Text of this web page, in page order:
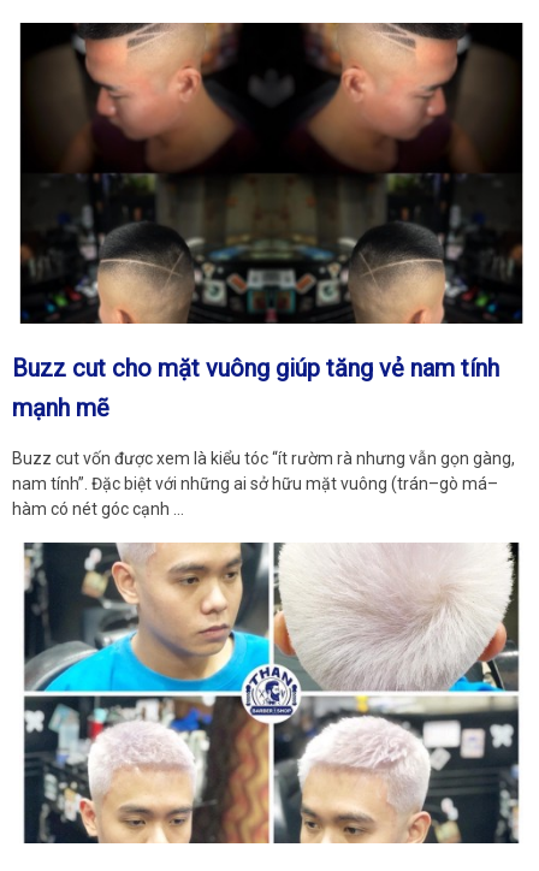
Buzz cut cho mặt vuông giúp tăng vẻ nam tính
mạnh mẽ
Buzz cut vốn được xem là kiểu tóc “ít rườm rà nhưng vẫn gọn gàng,
nam tính”. Đặc biệt với những ai sở hữu mặt vuông (trán–gò má–
hàm có nét góc cạnh …